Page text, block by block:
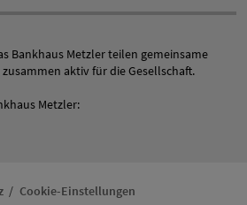
Bankhaus Metzler teilen gemeinsame
aktiv für die Gesellschaft.
Metzler:
Cookie-Einstellungen